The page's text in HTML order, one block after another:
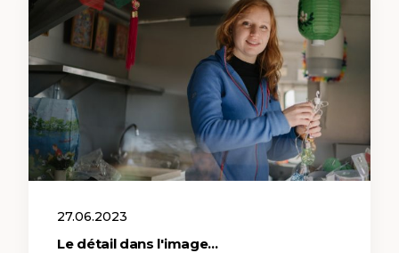
27.06.2023
Le détail dans l'image...